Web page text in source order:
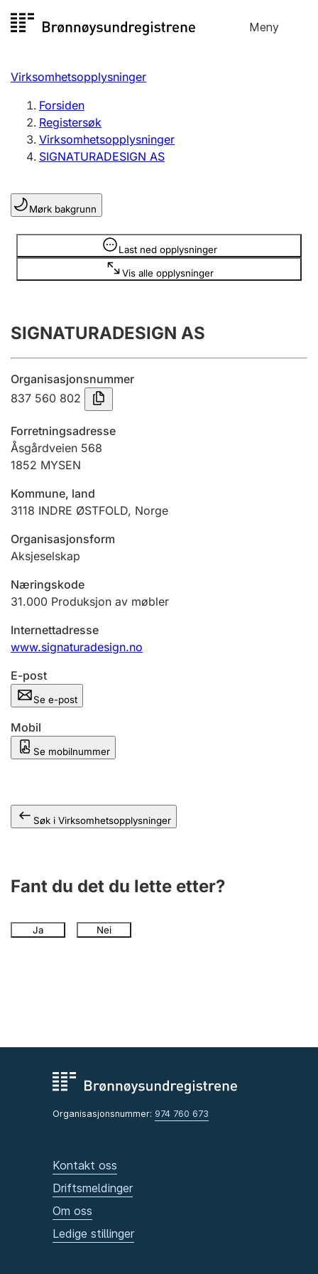
til
Meny
Registersøk
Aksjeselskap
Enkeltpersonforetak
Registrere, endre, slette
Lag og forening
Registrere, endre, slette
Årsregnskap
Innsending og forsinkelsesgebyr
Jeger
Ektepaktveileder
Offentlig sektor
Andre tema
Virksomhetsopplysninger
Forsiden
Registersøk
Virksomhetsopplysninger
SIGNATURADESIGN AS
Mørk bakgrunn
Last ned opplysninger
Vis alle opplysninger
Opplysninger er skjult
SIGNATURADESIGN AS
Organisasjonsnummer
837 560 802
Forretningsadresse
Åsgårdveien 568
1852 MYSEN
Kommune, land
3118 INDRE ØSTFOLD, Norge
Organisasjonsform
Aksjeselskap
Næringskode
31.000 Produksjon av møbler
Internettadresse
www.signaturadesign.no
E-post
Se e-post
Mobil
Se mobilnummer
Søk i Virksomhetsopplysninger
Fant du det du lette etter?
Ja Nei
Organisasjonsnummer: 974 760 673
Kontakt oss
Driftsmeldinger
Om oss
Ledige stillinger